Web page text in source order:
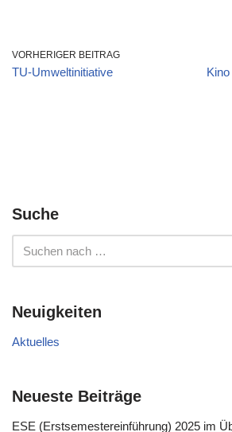
VORHERIGER BEITRAG
TU-Umweltinitiative
Suche
Neuigkeiten
Aktuelles
Neueste Beiträge
ESE (Erstsemestereinführung) 2025 im